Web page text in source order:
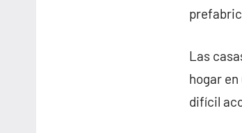
Las
hogar
difícil